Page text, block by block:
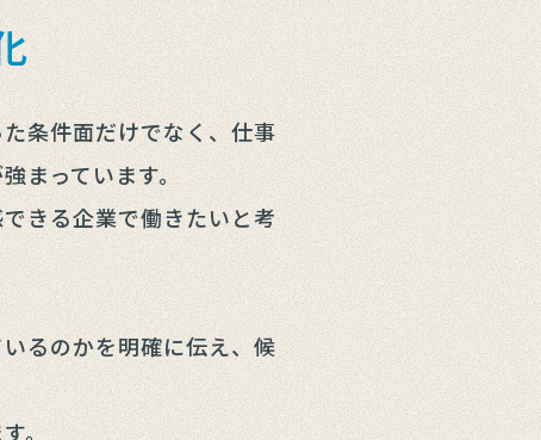
条件面だけでなく、仕事
まっています。
きる企業で働きたいと考
るのかを明確に伝え、候
。